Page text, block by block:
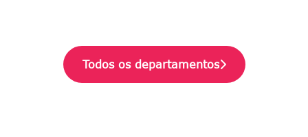
Todos os departamentos